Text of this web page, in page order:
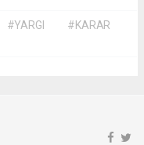
#YARGI
#KARAR